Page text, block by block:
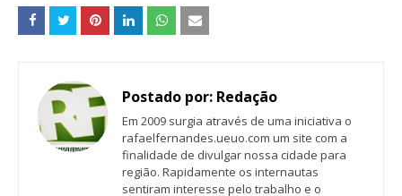
Postado por: Redação
Em 2009 surgia através de uma iniciativa o
rafaelfernandes.ueuo.com um site com a
finalidade de divulgar nossa cidade para
região. Rapidamente os internautas
sentiram interesse pelo trabalho e o